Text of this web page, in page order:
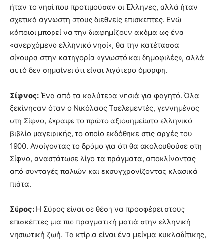
ήταν το νησί που προτιμούσαν οι Έλληνες, αλλά ήταν
σχετικά άγνωστη στους διεθνείς επισκέπτες. Ενώ
κάποιοι μπορεί να την διαφημίζουν ακόμα ως ένα
«ανερχόμενο ελληνικό νησί», θα την κατέτασσα
σίγουρα στην κατηγορία «γνωστό και δημοφιλές», αλλά
αυτό δεν σημαίνει ότι είναι λιγότερο όμορφη.
Σίφνος: Ένα από τα καλύτερα νησιά για φαγητό. Όλα
ξεκίνησαν όταν ο Νικόλαος Τσελεμεντές, γεννημένος
στη Σίφνο, έγραψε το πρώτο αξιοσημείωτο ελληνικό
βιβλίο μαγειρικής, το οποίο εκδόθηκε στις αρχές του
1900. Ανοίγοντας το δρόμο για ότι θα ακολουθούσε στη
Σίφνο, αναστάτωσε λίγο τα πράγματα, αποκλίνοντας
από συνταγές παλιών και εκσυγχρονίζοντας κλασικά
πιάτα.
Σύρος: Η Σύρος είναι σε θέση να προσφέρει στους
επισκέπτες μια πιο πραγματική ματιά στην ελληνική
νησιωτική ζωή. Τα κτίρια είναι ένα μείγμα κυκλαδίτικης,